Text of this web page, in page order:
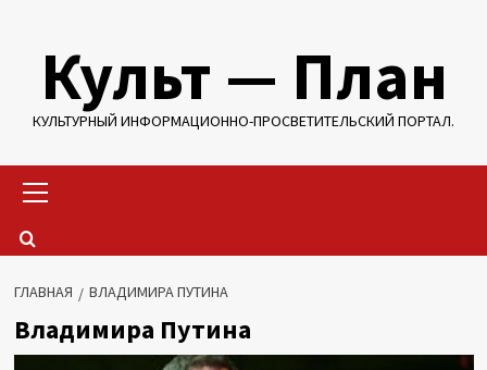
содержимому
Культ — План
КУЛЬТУРНЫЙ ИНФОРМАЦИОННО-ПРОСВЕТИТЕЛЬСКИЙ ПОРТАЛ.
меню
ГЛАВНАЯ ВЛАДИМИРА ПУТИНА
Владимира Путина